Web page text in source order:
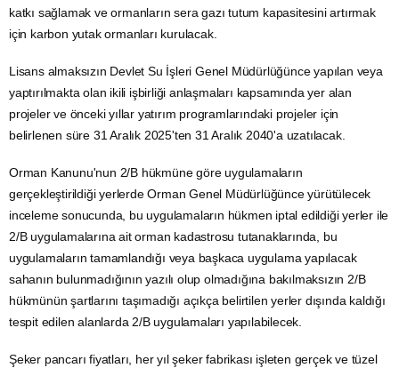
katkı sağlamak ve ormanlarınsera gazı tutum kapasitesini artırmak
için karbon yutak ormanları kurulacak.
Lisans almaksızın Devlet Su İşleri Genel Müdürlüğünce yapılan veya
yaptırılmakta olan ikili işbirliği anlaşmaları kapsamında yer alan
projeler ve önceki yıllar yatırım programlarındaki projeler için
belirlenen süre 31 Aralık 2025'ten 31 Aralık 2040'a uzatılacak.
Orman Kanunu'nun 2/B hükmüne göre uygulamaların
gerçekleştirildiği yerlerde Orman Genel Müdürlüğünce yürütülecek
inceleme sonucunda, bu uygulamaların hükmen iptal edildiği yerler ile
2/B uygulamalarına ait orman kadastrosu tutanaklarında, bu
uygulamaların tamamlandığı veya başkaca uygulama yapılacak
sahanın bulunmadığının yazılı olup olmadığına bakılmaksızın 2/B
hükmünün şartlarını taşımadığı açıkça belirtilen yerler dışında kaldığı
tespit edilen alanlarda 2/B uygulamaları yapılabilecek.
Şeker pancarı fiyatları, her yıl şeker fabrikası işleten gerçek ve tüzel